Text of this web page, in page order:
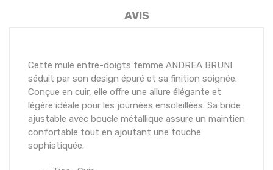
AVIS
Cette mule entre-doigts femme ANDREA BRUNI
séduit par son design épuré et sa finition soignée.
Conçue en cuir, elle offre une allure élégante et
légère idéale pour les journées ensoleillées. Sa bride
ajustable avec boucle métallique assure un maintien
confortable tout en ajoutant une touche
sophistiquée.